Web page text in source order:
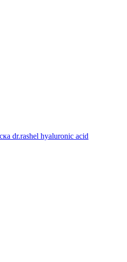
dr.rashel hyaluronic acid